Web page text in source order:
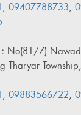
, 09407788733,
No(81/7)
Tharyar
, 09883566722,